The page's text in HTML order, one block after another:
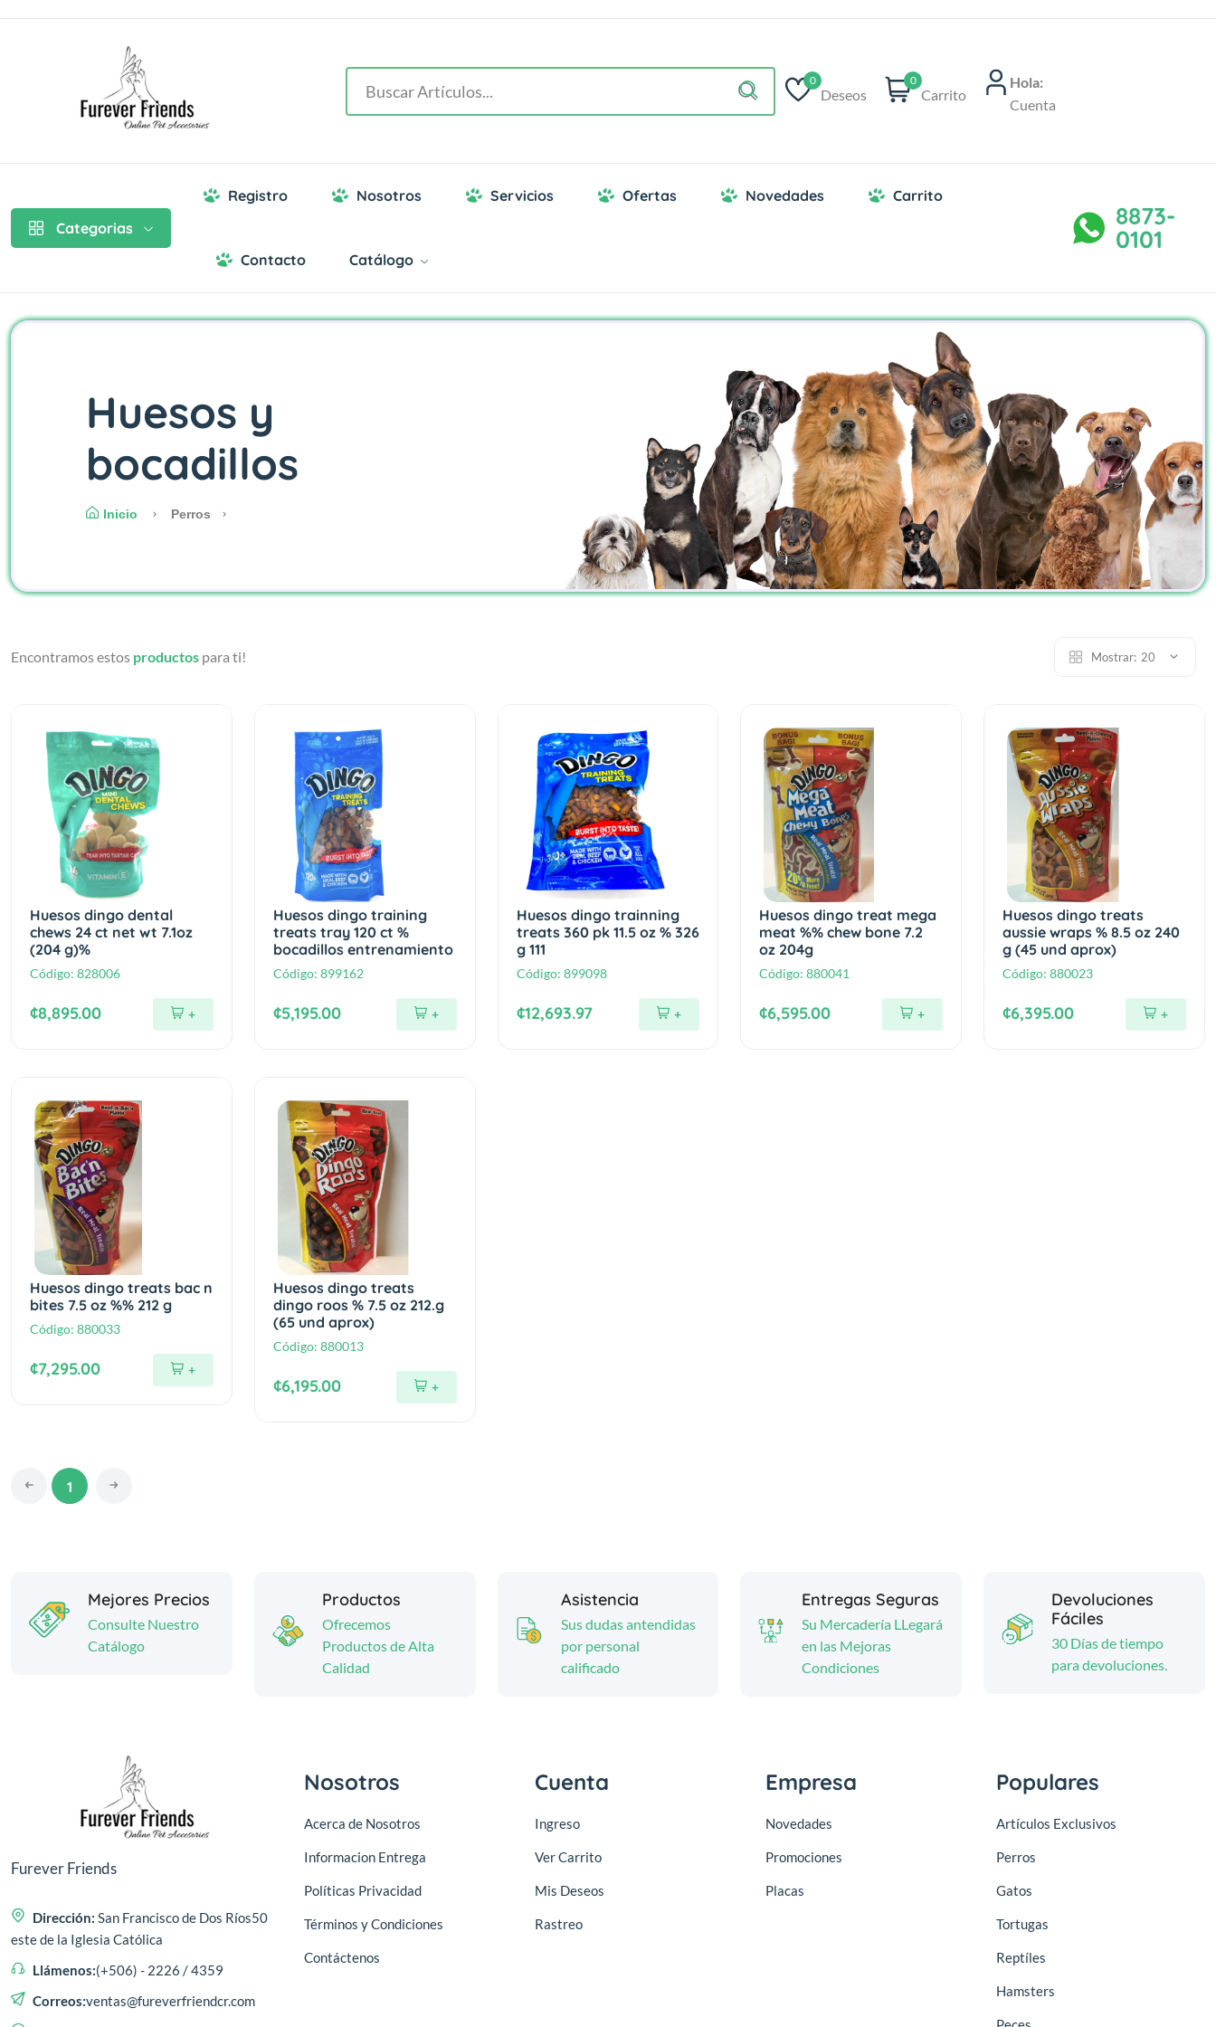
0
Deseos
0
Carrito
Hola:
Cuenta
Categorias
Registro Nosotros Servicios Ofertas Novedades Carrito
Contacto Catálogo
8873-
0101
Huesos y
bocadillos
Inicio Perros
Encontramos estos productos para ti! Mostrar: 20
Huesos dingo dental
chews 24 ct net wt 7.1oz
(204 g)%
Código: 828006
¢8,895.00 +
Huesos dingo training
treats tray 120 ct %
bocadillos entrenamiento
Código: 899162
¢5,195.00 +
Huesos dingo trainning
treats 360 pk 11.5 oz % 326
g 111
Código: 899098
¢12,693.97 +
Huesos dingo treat mega
meat %% chew bone 7.2
oz 204g
Código:880041
¢6,595.00 +
Huesos dingo treats
aussie wraps % 8.5 oz 240
g (45 und aprox)
Código:880023
¢6,395.00 +
Huesos dingo treats bac n
bites 7.5 oz %% 212 g
Código: 880033
¢7,295.00 +
Huesos dingo treats
dingo roos % 7.5 oz 212.g
(65 und aprox)
Código: 880013
¢6,195.00 +
1
Mejores Precios
Consulte Nuestro
Catálogo
Productos
Ofrecemos
Productos de Alta
Calidad
Asistencia
Sus dudas antendidas
por personal
calificado
Entregas Seguras
Su Mercadería LLegará
en las Mejoras
Condiciones
Devoluciones
Fáciles
30 Días de tiempo
para devoluciones.
Furever Friends
Dirección: San Francisco de Dos Ríos50
este de la Iglesia Católica
Llámenos:(+506) - 2226 / 4359
Correos:ventas@fureverfriendcr.com
Nosotros
Acerca de Nosotros
Informacion Entrega
Políticas Privacidad
Términos y Condiciones
Contáctenos
Cuenta
Ingreso
Ver Carrito
Mis Deseos
Rastreo
Empresa
Novedades
Promociones
Placas
Populares
Artículos Exclusivos
Perros
Gatos
Tortugas
Reptíles
Hamsters